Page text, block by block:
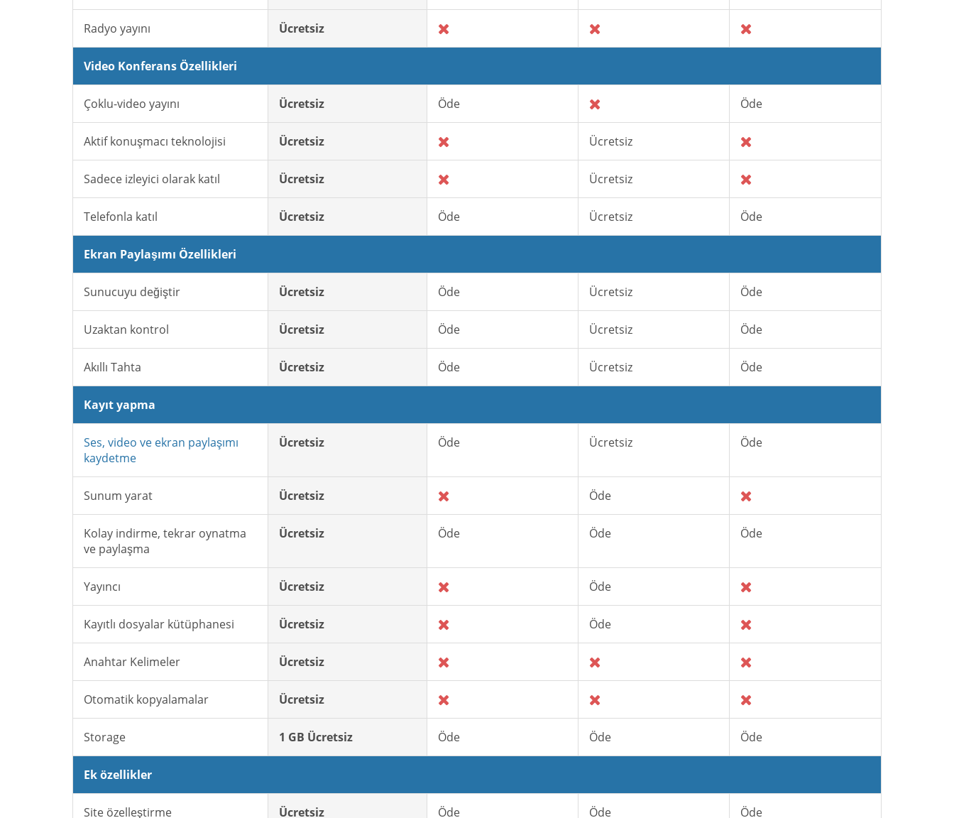
Radyo yayını Ücretsiz
Video Konferans Özellikleri
Çoklu-video yayını Ücretsiz Öde Öde
Aktif konuşmacı teknolojisi Ücretsiz Ücretsiz
Sadece izleyici olarak katıl Ücretsiz Ücretsiz
Telefonla katıl Ücretsiz Öde Ücretsiz Öde
Ekran Paylaşımı Özellikleri
Sunucuyu değiştir Ücretsiz Öde Ücretsiz Öde
Uzaktan kontrol Ücretsiz Öde Ücretsiz Öde
Akıllı Tahta Ücretsiz Öde Ücretsiz Öde
Kayıt yapma
Ses, video ve ekran paylaşımı
kaydetme
Ücretsiz Öde Ücretsiz Öde
Sunum yarat Ücretsiz Öde
Kolay indirme, tekrar oynatma
ve paylaşma
Ücretsiz Öde Öde Öde
Yayıncı Ücretsiz Öde
Kayıtlı dosyalar kütüphanesi Ücretsiz Öde
Anahtar Kelimeler Ücretsiz
Otomatik kopyalamalar Ücretsiz
Storage 1 GB Ücretsiz Öde Öde Öde
Ek özellikler
Site özelleştirme Ücretsiz Öde Öde Öde